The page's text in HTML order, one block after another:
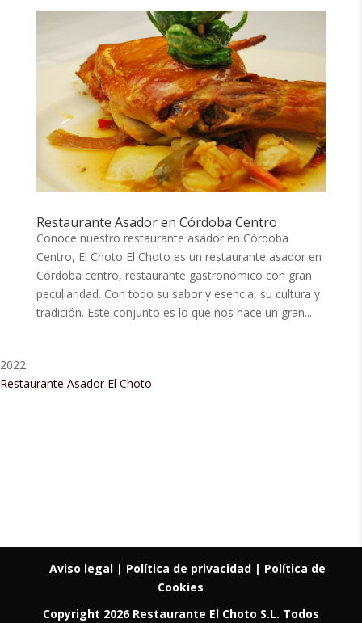
Restaurante Asador en Córdoba Centro
Conoce nuestro restaurante asador en Córdoba
Centro, El Choto El Choto es un restaurante asador en
Córdoba centro, restaurante gastronómico con gran
peculiaridad. Con todo su sabor y esencia, su cultura y
tradición. Este conjunto es lo que nos hace un gran...
2022
Restaurante Asador El Choto
Aviso legal | Política de privacidad | Política de
Cookies
Copyright 2026 Restaurante El Choto S.L. Todos